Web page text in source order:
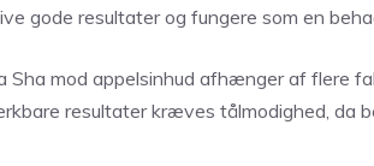
gode resultater og fungere som en
Sha mod appelsinhud afhænger af flere
resultater kræves tålmodighed, da